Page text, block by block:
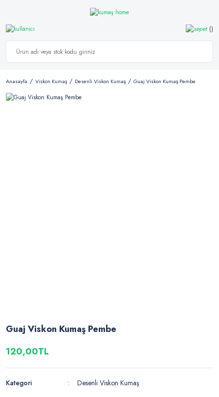
Anasayfa Viskon Kumaş Desenli Viskon Kumaş Guaj Viskon Kumaş Pembe
Guaj Viskon Kumaş Pembe
120,00TL
Kategori
Desenli Viskon Kumaş